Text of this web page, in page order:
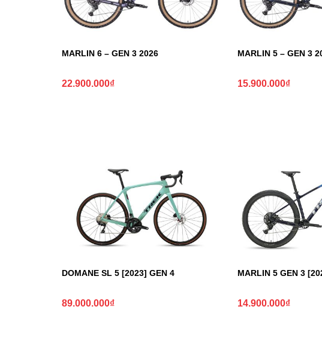
MARLIN 6 – GEN 3 2026
22.900.000₫
MARLIN 5 – GEN 3
15.900.000₫
DOMANE SL 5 [2023] GEN 4
89.000.000₫
MARLIN 5 GEN 3
14.900.000₫